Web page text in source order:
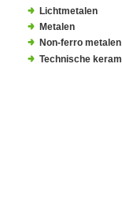
Lichtmetalen
Metalen
Non-ferro metalen
Technische